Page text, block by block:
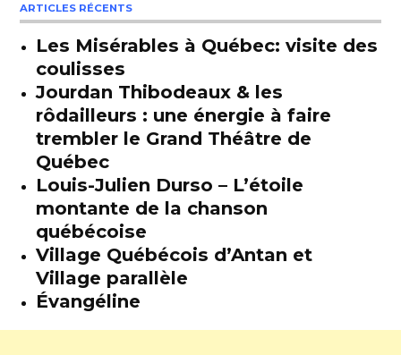
ARTICLES RÉCENTS
Les Misérables à Québec: visite des
coulisses
Jourdan Thibodeaux & les
rôdailleurs : une énergie à faire
trembler le Grand Théâtre de
Québec
Louis-Julien Durso – L’étoile
montante de la chanson
québécoise
Village Québécois d’Antan et
Village parallèle
Évangéline